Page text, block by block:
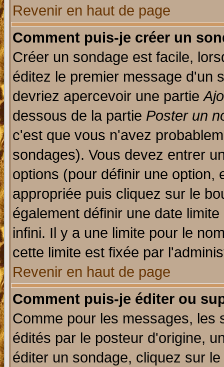
Revenir en haut de page
Comment puis-je créer un
Créer un sondage est facile,
éditez le premier message d'un
devriez apercevoir une partie
dessous de la partie Poster un
c'est que vous n'avez
sondages). Vous devez entrer
options (pour définir une option,
appropriée puis cliquez sur le
également définir une date
infini. Il y a une limite pour le
cette limite est fixée par
Revenir en haut de page
Comment puis-je éditer ou
Comme pour les messages, les
édités par le posteur d'origine,
éditer un sondage, cliquez sur